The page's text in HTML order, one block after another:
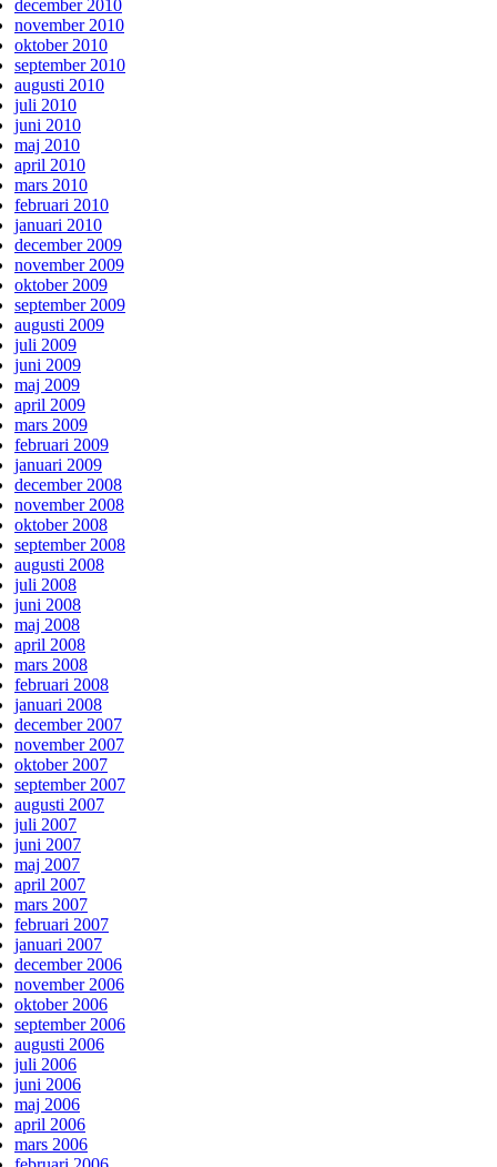
december 2010
november 2010
oktober 2010
september 2010
augusti 2010
juli 2010
juni 2010
maj 2010
april 2010
mars 2010
februari 2010
januari 2010
december 2009
november 2009
oktober 2009
september 2009
augusti 2009
juli 2009
juni 2009
maj 2009
april 2009
mars 2009
februari 2009
januari 2009
december 2008
november 2008
oktober 2008
september 2008
augusti 2008
juli 2008
juni 2008
maj 2008
april 2008
mars 2008
februari 2008
januari 2008
december 2007
november 2007
oktober 2007
september 2007
augusti 2007
juli 2007
juni 2007
maj 2007
april 2007
mars 2007
februari 2007
januari 2007
december 2006
november 2006
oktober 2006
september 2006
augusti 2006
juli 2006
juni 2006
maj 2006
april 2006
mars 2006